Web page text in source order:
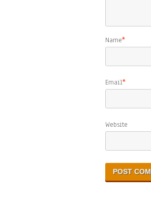
Name*
Email*
Website